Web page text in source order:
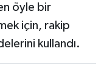
öyle bir
için, rakip
kullandı.